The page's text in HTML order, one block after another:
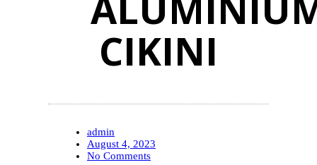
CIKINI
admin
August 4, 2023
No Comments